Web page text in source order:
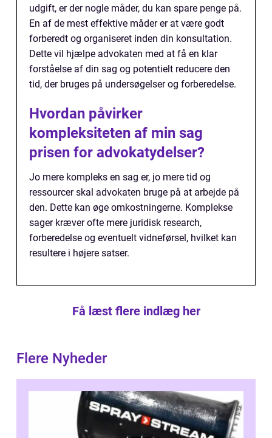
udgift, er der nogle måder, du kan spare penge på.
En af de mest effektive måder er at være godt
forberedt og organiseret inden din konsultation.
Dette vil hjælpe advokaten med at få en klar
forståelse af din sag og potentielt reducere den
tid, der bruges på undersøgelser og forberedelse.
Hvordan påvirker
kompleksiteten af min sag
prisen for advokatydelser?
Jo mere kompleks en sag er, jo mere tid og
ressourcer skal advokaten bruge på at arbejde på
den. Dette kan øge omkostningerne. Komplekse
sager kræver ofte mere juridisk research,
forberedelse og eventuelt vidneførsel, hvilket kan
resultere i højere satser.
Få læst flere indlæg her
Flere Nyheder